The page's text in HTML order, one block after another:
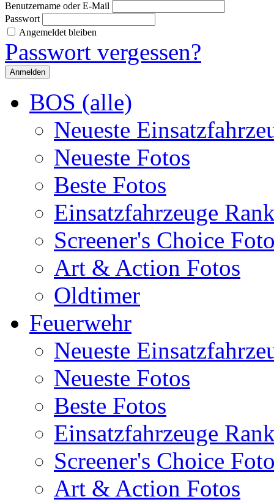
Benutzername oder E-Mail
Passwort
Angemeldet bleiben
Passwort vergessen?
BOS (alle)
Neueste
Neueste Fotos
Beste Fotos
Einsatzfahrzeuge
Screener's Choice
Art & Action Fotos
Oldtimer
Feuerwehr
Neueste
Neueste Fotos
Beste Fotos
Einsatzfahrzeuge
Screener's Choice
Art & Action Fotos